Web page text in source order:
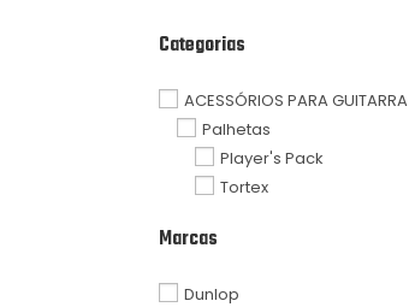
Categorias
ACESSÓRIOS PARA GUITARRA
Palhetas
Player's Pack
Tortex
Marcas
Dunlop